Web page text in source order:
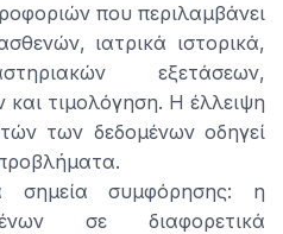
που περιλαμβάνει
ιατρικά ιστορικά,
εξετάσεων,
τιμολόγηση. Η έλλειψη
των δεδομένων οδηγεί
σημεία συμφόρησης: η
σε διαφορετικά